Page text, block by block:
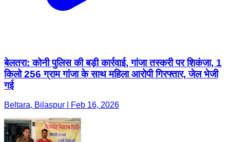
बेलतरा: कोनी पुलिस की बड़ी कार्रवाई, गांजा तस्करी पर शिकंजा, 1
किलो 256 ग्राम गांजा के साथ महिला आरोपी गिरफ्तार, जेल भेजी
गई
Beltara, Bilaspur | Feb 16, 2026